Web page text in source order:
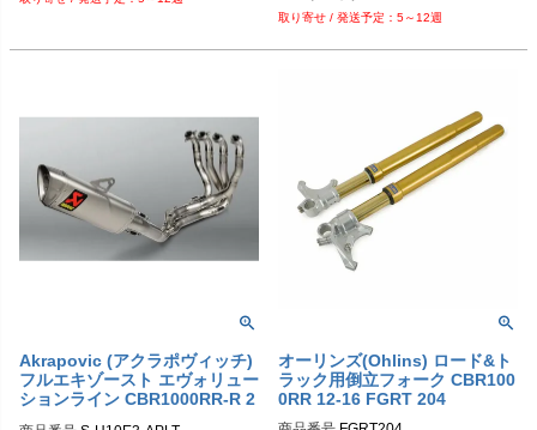
5～12週
Akrapovic (アクラポヴィッチ)
フルエキゾースト エヴォリュー
ションライン CBR1000RR-R 2
オーリンズ(Ohlins) ロード&ト
ラック用倒立フォーク CBR100
0RR 12-16 FGRT 204